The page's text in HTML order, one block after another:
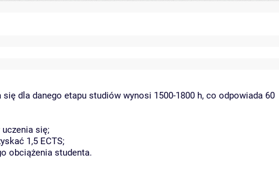
dla danego etapu studiów wynosi 1500-1800 h, co odpowiada 60
się;
1,5 ECTS;
obciążenia studenta.